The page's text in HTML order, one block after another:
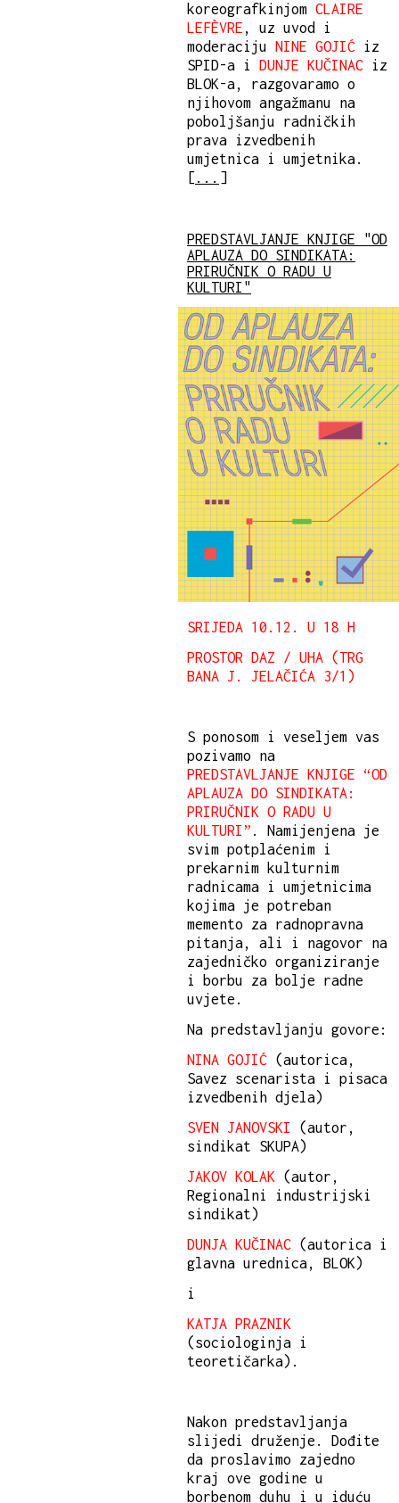
koreografkinjom CLAIRE
LEFÈVRE , uz uvod i
moderaciju NINE GOJIĆ iz
SPID-a i DUNJE KUČINAC iz
BLOK-a, razgovaramo o
njihovom angažmanu na
poboljšanju radničkih
prava izvedbenih
umjetnica i umjetnika.
[ ... ]
PREDSTAVLJANJE KNJIGE "OD
APLAUZA DO SINDIKATA:
PRIRUČNIK O RADU U
KULTURI"
SRIJEDA 10.12. U 18 H
PROSTOR DAZ / UHA (TRG
BANA J. JELAČIĆA 3/1)
S ponosom i veseljem vas
pozivamo na
PREDSTAVLJANJE KNJIGE “OD
APLAUZA DO SINDIKATA:
PRIRUČNIK O RADU U
KULTURI” . Namijenjena je
svim potplaćenim i
prekarnim kulturnim
radnicama i umjetnicima
kojima je potreban
memento za radnopravna
pitanja, ali i nagovor na
zajedničko organiziranje
i borbu za bolje radne
uvjete.
Na predstavljanju govore:
NINA GOJIĆ (autorica,
Savez scenarista i pisaca
izvedbenih djela)
SVEN JANOVSKI
(autor,
sindikat SKUPA)
JAKOV KOLAK (autor,
Regionalni industrijski
sindikat)
DUNJA KUČINAC (autorica i
glavna urednica, BLOK)
i
KATJA PRAZNIK
(sociologinja i
teoretičarka).
Nakon predstavljanja
slijedi druženje. Dođite
da proslavimo zajedno
kraj ove godine u
borbenom duhu i u iduću